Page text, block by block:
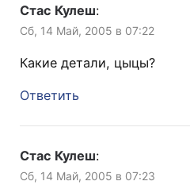
Стас Кулеш:
Сб, 14 Май, 2005 в 07:22
Какие детали, цыцы?
Ответить
Стас Кулеш:
Сб, 14 Май, 2005 в 07:23